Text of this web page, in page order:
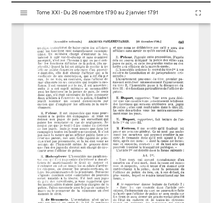
s
Tome XXI - Du 26 novembre 1790 au 2 janvier 1791